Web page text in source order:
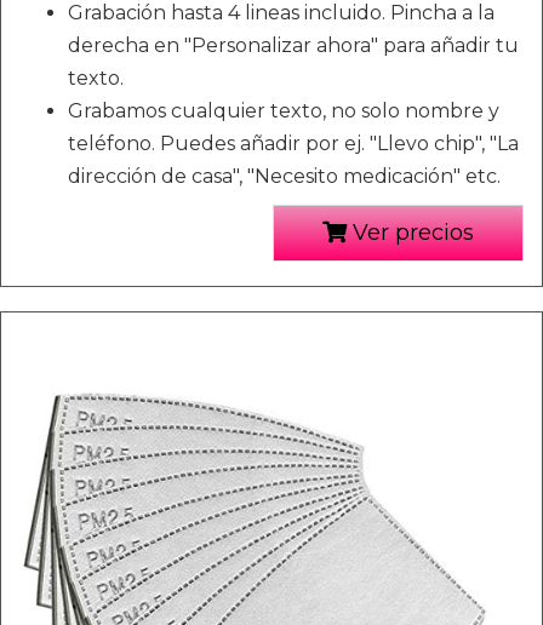
Grabación hasta 4 lineas incluido. Pincha a la
derecha en "Personalizar ahora" para añadir tu
texto.
Grabamos cualquier texto, no solo nombre y
teléfono. Puedes añadir por ej. "Llevo chip", "La
dirección de casa", "Necesito medicación" etc.
Ver precios